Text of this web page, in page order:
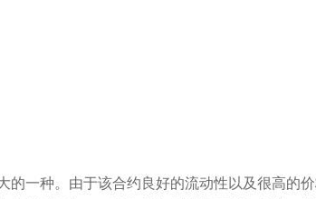
的一种。由于该合约良好的流动性以及很高的